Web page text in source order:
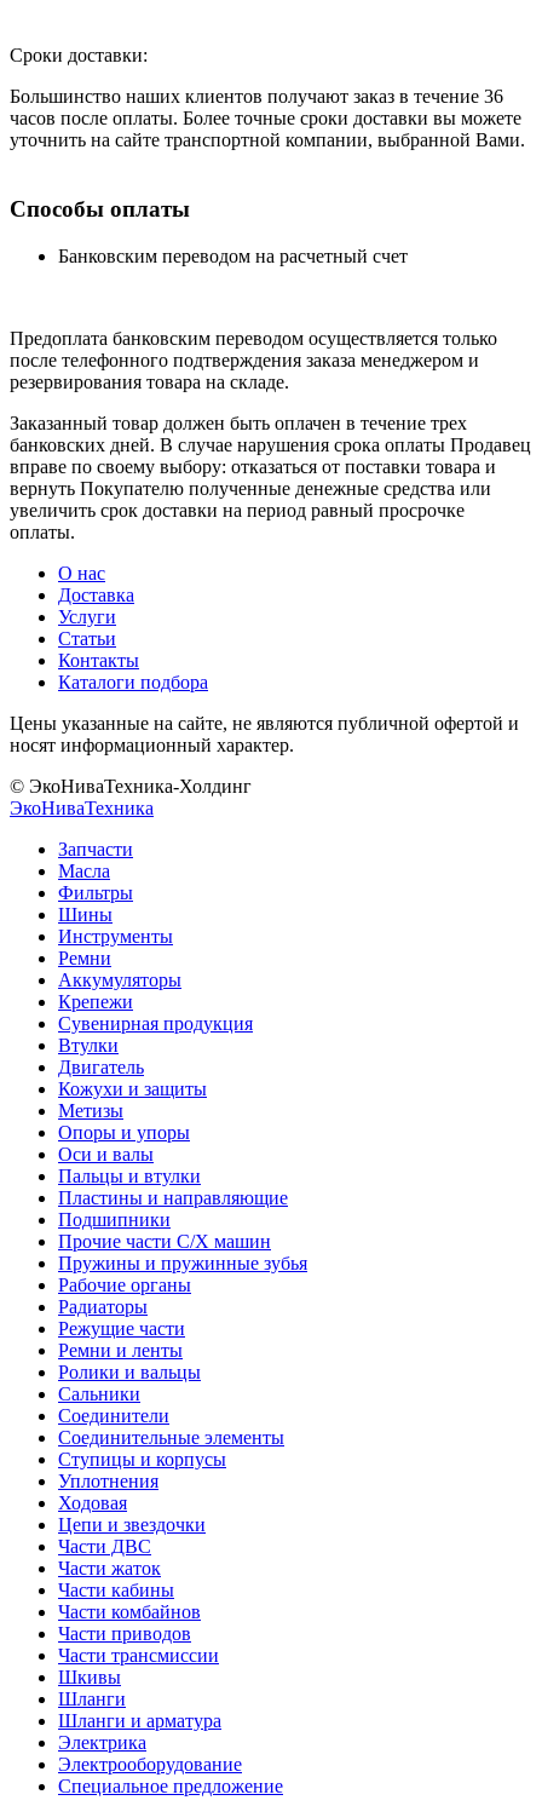
Сроки доставки:
Большинство наших клиентов получают заказ в течение 36
часов после оплаты. Более точные сроки доставки вы можете
уточнить на сайте транспортной компании, выбранной Вами.
Способы оплаты
Банковским переводом на расчетный счет
Предоплата банковским переводом осуществляется только
после телефонного подтверждения заказа менеджером и
резервирования товара на складе.
Заказанный товар должен быть оплачен в течение трех
банковских дней. В случае нарушения срока оплаты Продавец
вправе по своему выбору: отказаться от поставки товара и
вернуть Покупателю полученные денежные средства или
увеличить срок доставки на период равный просрочке
оплаты.
О нас
Доставка
Услуги
Статьи
Контакты
Каталоги подбора
Цены указанные на сайте, не являются публичной офертой и
носят информационный характер.
© ЭкоНиваТехника-Холдинг
ЭкоНиваТехника
Запчасти
Масла
Фильтры
Шины
Инструменты
Ремни
Аккумуляторы
Крепежи
Сувенирная продукция
Втулки
Двигатель
Кожухи и защиты
Метизы
Опоры и упоры
Оси и валы
Пальцы и втулки
Пластины и направляющие
Подшипники
Прочие части С/Х машин
Пружины и пружинные зубья
Рабочие органы
Радиаторы
Режущие части
Ремни и ленты
Ролики и вальцы
Сальники
Соединители
Соединительные элементы
Ступицы и корпусы
Уплотнения
Ходовая
Цепи и звездочки
Части ДВС
Части жаток
Части кабины
Части комбайнов
Части приводов
Части трансмиссии
Шкивы
Шланги
Шланги и арматура
Электрика
Электрооборудование
Специальное предложение